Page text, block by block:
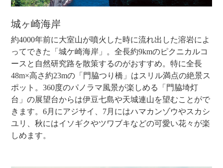
城ヶ崎海岸
約4000年前に大室山が噴火した時に流れ出した溶岩によ
ってできた「城ケ崎海岸」。全長約9kmのピクニカルコ
ースと自然研究路を散策するのがおすすめ。特に全長
48m×高さ約23mの「門脇つり橋」はスリル満点の絶景ス
ポット。360度のパノラマ風景が楽しめる「門脇埼灯
台」の展望台からは伊豆七島や天城連山を望むことがで
きます。6月にアジサイ、7月にはハマカンゾウやスカシ
ユリ、秋にはイソギクやツワブキなどの可愛い花々が楽
しめます。